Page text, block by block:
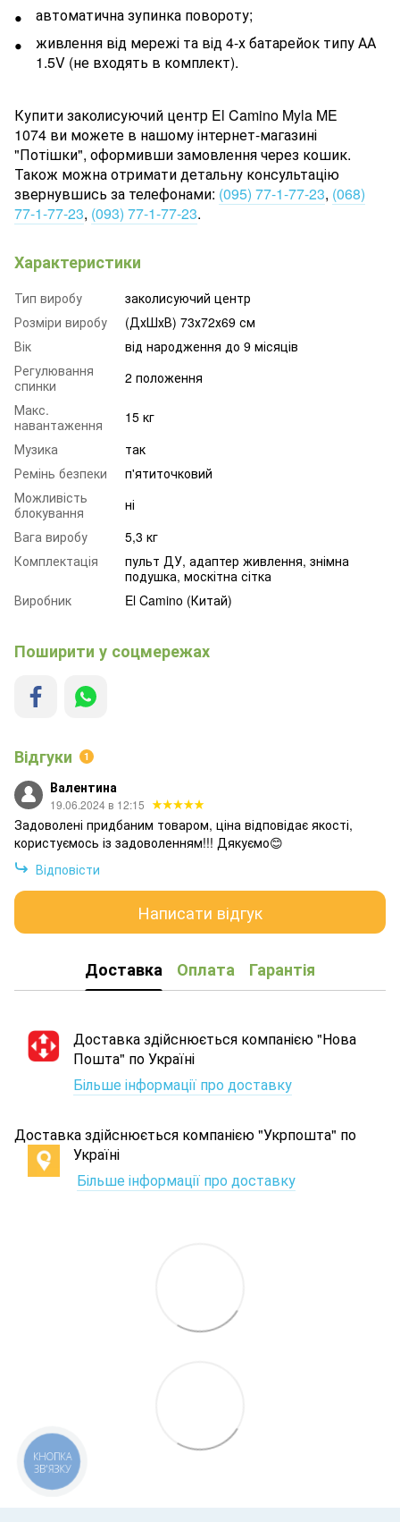
автоматична зупинка повороту;
живлення від мережі та від 4-х батарейок типу АА
1.5V (не входять в комплект).
Купити заколисуючий центр El Camino Myla ME
1074 ви можете в нашому інтернет-магазині
"Потішки", оформивши замовлення через кошик.
Також можна отримати детальну консультацію
звернувшись за телефонами: (095) 77-1-77-23, (068)
77-1-77-23, (093) 77-1-77-23.
Характеристики
Тип виробу
заколисуючий центр
Розміри виробу
(ДхШхВ) 73х72х69 см
Вік
від народження до 9 місяців
Регулювання
спинки
2 положення
Макс.
навантаження
15 кг
Музика
так
Ремінь безпеки
п'ятиточковий
Можливість
блокування
ні
Вага виробу
5,3 кг
Комплектація
пульт ДУ, адаптер живлення, знімна
подушка, москітна сітка
Виробник
El Camino (Китай)
Поширити у соцмережах
Відгуки 1
Валентина
19.06.2024 в 12:15
Задоволені придбаним товаром, ціна відповідає якості,
користуємось із задоволенням!!! Дякуємо😊
Відповісти
Написати відгук
Доставка Оплата Гарантія
Доставка здійснюється компанією "Нова
Пошта" по Україні
Більше інформації про доставку
Доставка здійснюється компанією "Укрпошта" по
Україні
Більше інформації про доставку
КНОПКА
ЗВ'ЯЗКУ